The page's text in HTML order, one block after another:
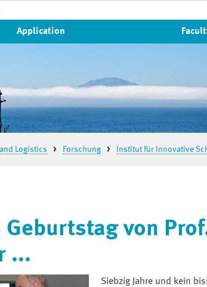
Application
Logistics Forschung Institut für Innovative
Geburtstag von
...
Siebzig Jahre und kein